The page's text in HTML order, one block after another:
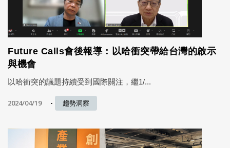
Future Calls會後報導：以哈衝突帶給台灣的啟示
與機會
以哈衝突的議題持續受到國際關注，繼1/...
2024/04/19 趨勢洞察